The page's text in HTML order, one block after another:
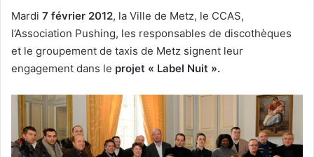
Mardi 7 février 2012, la Ville de Metz, le CCAS,
l’Association Pushing, les responsables de discothèques
et le groupement de taxis de Metz signent leur
engagement dans le projet « Label Nuit ».